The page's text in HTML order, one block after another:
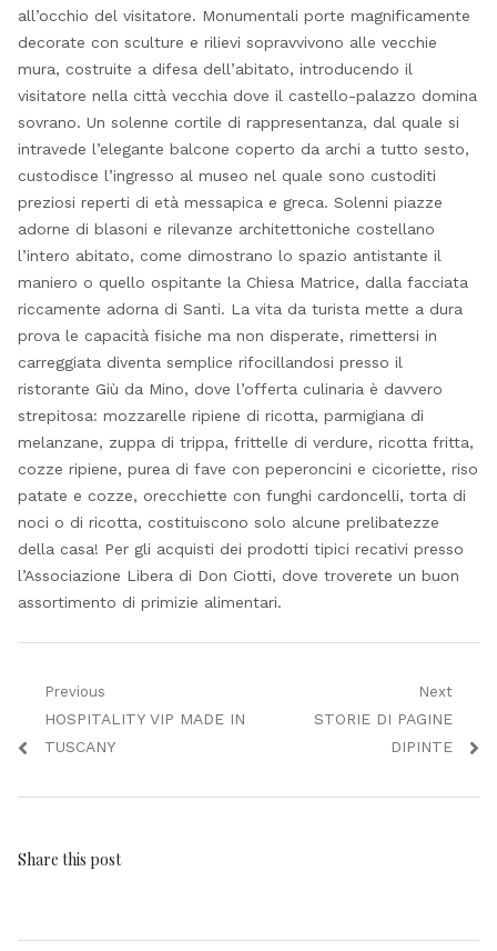
all’occhio del visitatore. Monumentali porte magnificamente
decorate con sculture e rilievi sopravvivono alle vecchie
mura, costruite a difesa dell’abitato, introducendo il
visitatore nella città vecchia dove il castello-palazzo domina
sovrano. Un solenne cortile di rappresentanza, dal quale si
intravede l’elegante balcone coperto da archi a tutto sesto,
custodisce l’ingresso al museo nel quale sono custoditi
preziosi reperti di età messapica e greca. Solenni piazze
adorne di blasoni e rilevanze architettoniche costellano
l’intero abitato, come dimostrano lo spazio antistante il
maniero o quello ospitante la Chiesa Matrice, dalla facciata
riccamente adorna di Santi. La vita da turista mette a dura
prova le capacità fisiche ma non disperate, rimettersi in
carreggiata diventa semplice rifocillandosi presso il
ristorante Giù da Mino, dove l’offerta culinaria è davvero
strepitosa: mozzarelle ripiene di ricotta, parmigiana di
melanzane, zuppa di trippa, frittelle di verdure, ricotta fritta,
cozze ripiene, purea di fave con peperoncini e cicoriette, riso
patate e cozze, orecchiette con funghi cardoncelli, torta di
noci o di ricotta, costituiscono solo alcune prelibatezze
della casa! Per gli acquisti dei prodotti tipici recativi presso
l’Associazione Libera di Don Ciotti, dove troverete un buon
assortimento di primizie alimentari.
Navigazione
articoli
Previous
Previous
post:
HOSPITALITY VIP MADE IN
TUSCANY
Next
Next
STORIE DI PAGINE
DIPINTE
Share this post